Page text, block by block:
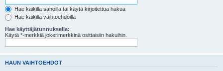
Hae kaikilla sanoilla tai käytä kirjoitettua hakua
Hae kaikilla vaihtoehdoilla
Hae käyttäjätunnuksella:
Käytä *-merkkiä jokerimerkkinä osittaisiin hakuihin.
HAUN VAIHTOEHDOT